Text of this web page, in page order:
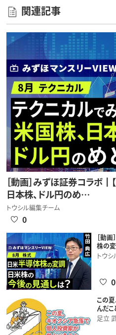
関連記事
［動画］みずほ証券コラボ┃
日本株、ドル円のめ…
トウシル編集チーム
0
［動
株の
トウ
0
この
んだ
足立